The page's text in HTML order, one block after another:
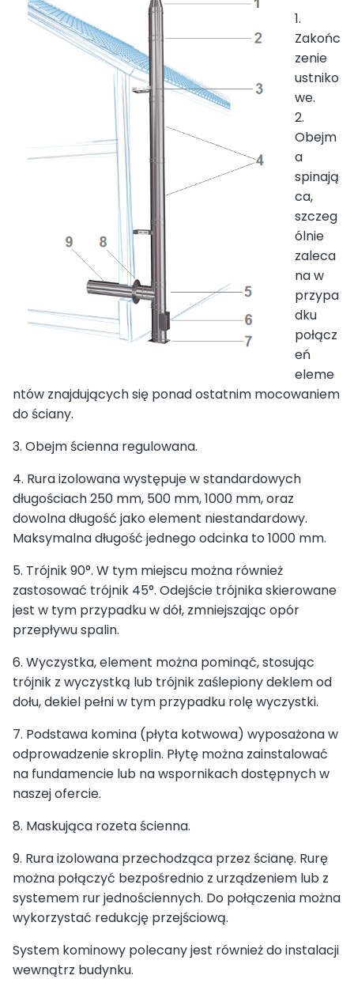
1.
Zakońc
zenie
ustniko
we.
2.
Obejm
a
spinają
ca,
szczeg
ólnie
zaleca
na w
przypa
dku
połącz
eń
eleme
ntów znajdujących się ponad ostatnim mocowaniem
do ściany.
3. Obejm ścienna regulowana.
4. Rura izolowana występuje w standardowych
długościach 250 mm, 500 mm, 1000 mm, oraz
dowolna długość jako element niestandardowy.
Maksymalna długość jednego odcinka to 1000 mm.
5. Trójnik 90°. W tym miejscu można również
zastosować trójnik 45°. Odejście trójnika skierowane
jest w tym przypadku w dół, zmniejszając opór
przepływu spalin.
6. Wyczystka, element można pominąć, stosując
trójnik z wyczystką lub trójnik zaślepiony deklem od
dołu, dekiel pełni w tym przypadku rolę wyczystki.
7. Podstawa komina (płyta kotwowa) wyposażona w
odprowadzenie skroplin. Płytę można zainstalować
na fundamencie lub na wspornikach dostępnych w
naszej ofercie.
8. Maskująca rozeta ścienna.
9. Rura izolowana przechodząca przez ścianę. Rurę
można połączyć bezpośrednio z urządzeniem lub z
systemem rur jednościennych. Do połączenia można
wykorzystać redukcję przejściową.
System kominowy polecany jest również do instalacji
wewnątrz budynku.